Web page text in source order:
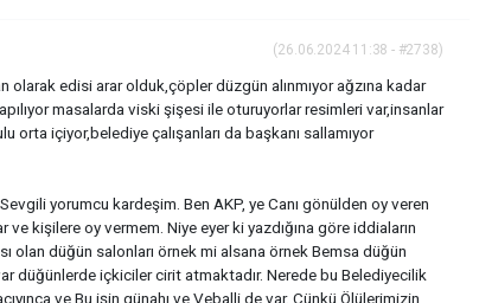
(26.06.2024 11:38 - #2738)
edisi arar olduk,çöpler düzgün alınmıyor ağzına kadar
masalarda viski şişesi ile oturuyorlar resimleri var,insanlar
içiyor,belediye çalışanları da başkanı sallamıyor
yorumcu kardeşim. Ben AKP, ye Canı gönülden oy veren
ve kişilere oy vermem. Niye eyer ki yazdığına göre iddiaların
olan düğün salonları örnek mi alsana örnek Bemsa düğün
düğünlerde içkiciler cirit atmaktadır. Nerede bu Belediyecilik
ve Bu işin günahı ve Veballi de var. Çünkü Ölülerimizin